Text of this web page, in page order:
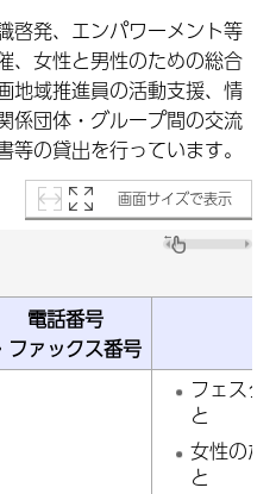
啓発、エンパワーメント等
、女性と男性のための総合
地域推進員の活動支援、情
係団体・グループ間の交流
の貸出を行っています。
画面サイズで表示
電話番号
ファックス番号
フェスタ
と
女性のた
と